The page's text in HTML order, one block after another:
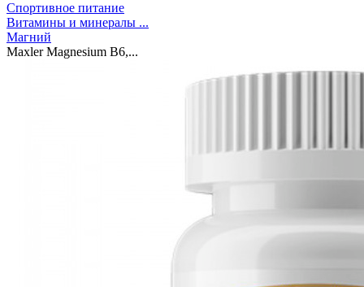
Спортивное питание
Витамины и минералы ...
Магний
Maxler Magnesium B6,...